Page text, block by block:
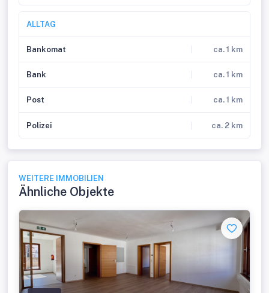
ALLTAG
Bankomat ca. 1 km
Bank ca. 1 km
Post ca. 1 km
Polizei ca. 2 km
WEITERE IMMOBILIEN
Ähnliche Objekte